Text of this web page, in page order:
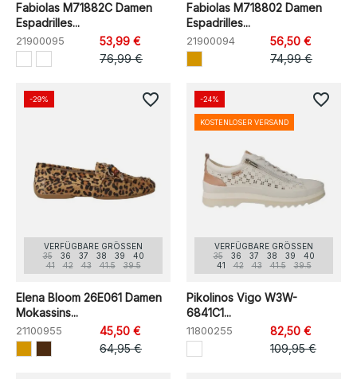
Fabiolas M71882C Damen
Espadrilles...
21900095
53,99 €
76,99 €
Fabiolas M718802 Damen
Espadrilles...
21900094
56,50 €
74,99 €
VERFÜGBARE GRÖSSEN
35
36 37 38 39
40
41
42 43 41.5 39.5
Elena Bloom 26E061 Damen
Mokassins...
21100955
45,50 €
64,95 €
-29% favorite_border
VERFÜGBARE GRÖSSEN
35
36 37 38 39
40
41
42 43 41.5 39.5
Pikolinos Vigo W3W-
6841C1...
11800255
82,50 €
109,95 €
-24%
KOSTENLOSER VERSAND
favorite_border